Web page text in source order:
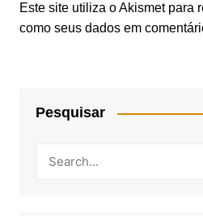
Este site utiliza o Akismet para
como seus dados em
Pesquisar